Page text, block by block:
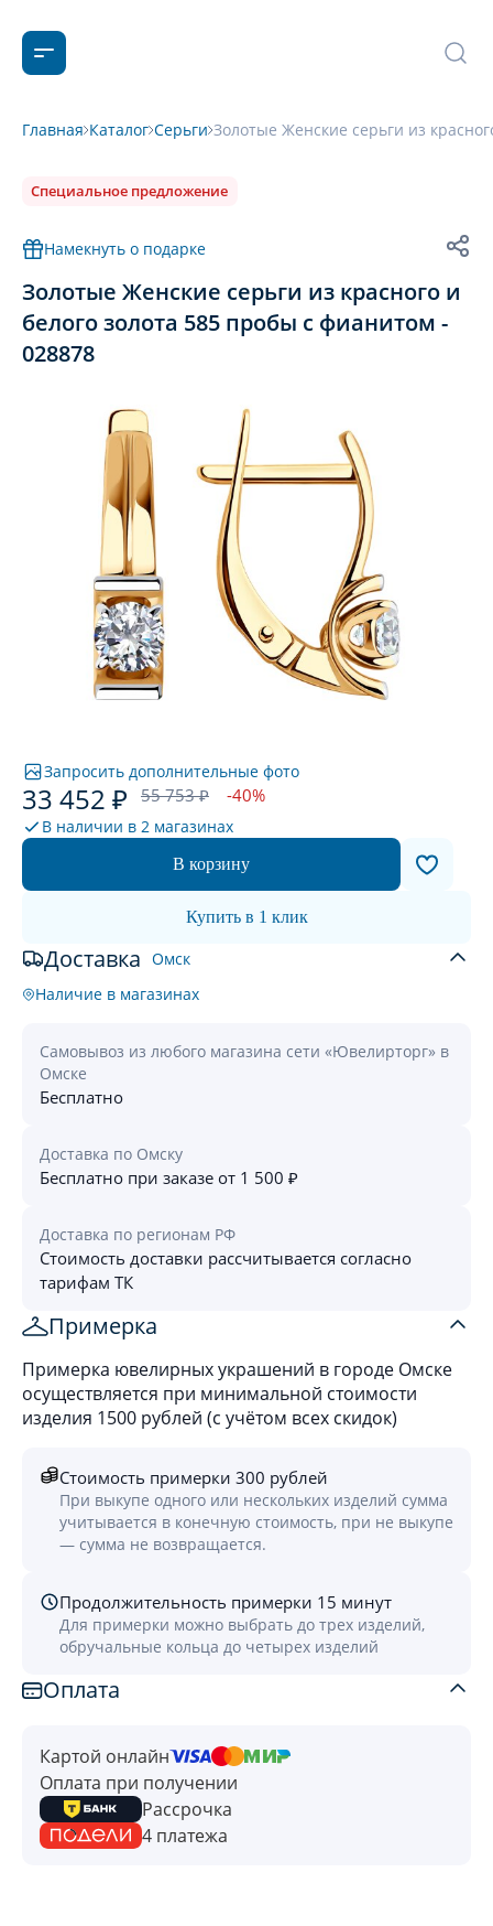
Главная Каталог Серьги Золотые Женские серьги из
Специальное предложение
Намекнуть о подарке
Золотые Женские серьги из красного и
белого золота 585 пробы с фианитом -
028878
Запросить дополнительные фото
33 452 ₽ 55 753 ₽ -40%
В наличии в 2 магазинах
В корзину
Купить в 1 клик
Доставка Омск
Наличие в магазинах
Самовывоз из любого магазина сети «Ювелирторг» в
Омске
Бесплатно
Доставка по Омску
Бесплатно при заказе от 1 500 ₽
Доставка по регионам РФ
Стоимость доставки рассчитывается согласно
тарифам ТК
Примерка
Примерка ювелирных украшений в городе Омске
осуществляется при минимальной стоимости
изделия 1500 рублей (с учётом всех скидок)
Стоимость примерки 300 рублей
При выкупе одного или нескольких изделий сумма
учитывается в конечную стоимость, при не выкупе
— сумма не возвращается.
Продолжительность примерки 15 минут
Для примерки можно выбрать до трех изделий,
обручальные кольца до четырех изделий
Оплата
Картой онлайн
Оплата при получении
Рассрочка
4 платежа